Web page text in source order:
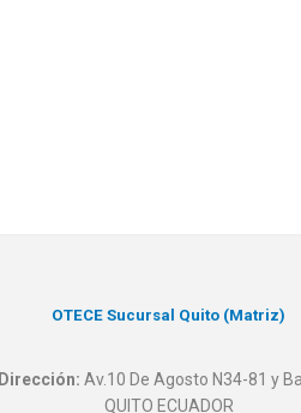
OTECE Sucursal Quito (Matriz)
Dirección: Av.10 De Agosto N34-81 y
QUITO ECUADOR